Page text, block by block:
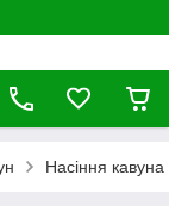
Насіння